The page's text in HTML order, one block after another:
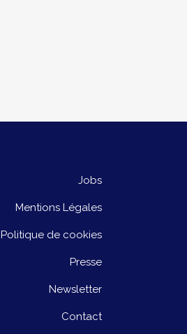
Jobs
Mentions Légales
Politique de cookies
Presse
Newsletter
Contact